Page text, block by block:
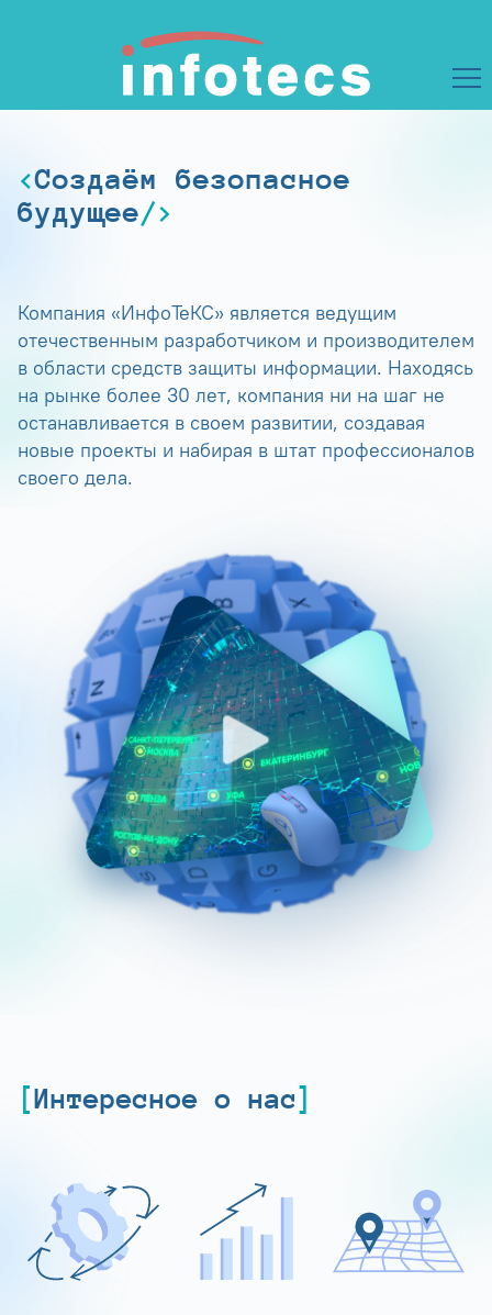
Создаём безопасное
будущее
Компания «ИнфоТеКС» является ведущим
отечественным разработчиком и производителем
в области средств защиты информации. Находясь
на рынке более 30 лет, компания ни на шаг не
останавливается в своем развитии, создавая
новые проекты и набирая в штат профессионалов
своего дела.
Интересное о нас